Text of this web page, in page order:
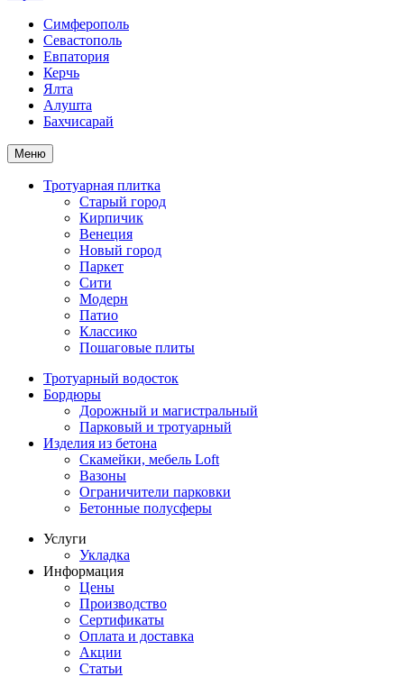
Симферополь
Севастополь
Евпатория
Керчь
Ялта
Алушта
Бахчисарай
Меню
Тротуарная плитка
Старый город
Кирпичик
Венеция
Новый город
Паркет
Сити
Модерн
Патио
Классико
Пошаговые плиты
Тротуарный водосток
Бордюры
Дорожный и магистральный
Парковый и тротуарный
Изделия из бетона
Скамейки, мебель Loft
Вазоны
Ограничители парковки
Бетонные полусферы
Услуги
Укладка
Информация
Цены
Производство
Сертификаты
Оплата и доставка
Акции
Статьи